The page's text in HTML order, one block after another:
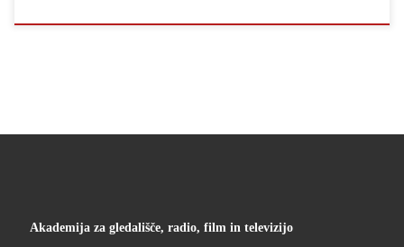
Akademija za gledališče, radio, film in televizijo